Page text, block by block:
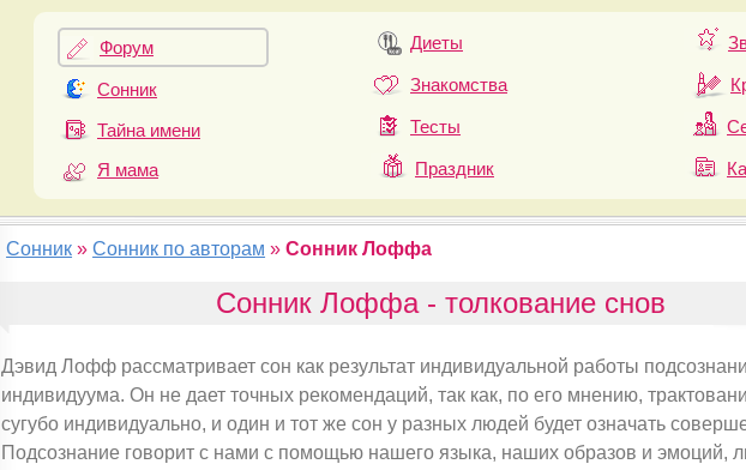
Форум
Сонник
Тайна имени
Я мама
Диеты
Знакомства
Тесты
Праздник
Сонник »Сонник по авторам »Сонник Лоффа
Сонник Лоффа - толкование снов
Дэвид Лофф рассматривает сон как результат индивидуальной работы
индивидуума. Он не дает точных рекомендаций, так как, по его мнению,
сугубо индивидуально, и один и тот же сон у разных людей будет означать
Подсознание говорит с нами с помощью нашего языка, наших образов и эмоций,